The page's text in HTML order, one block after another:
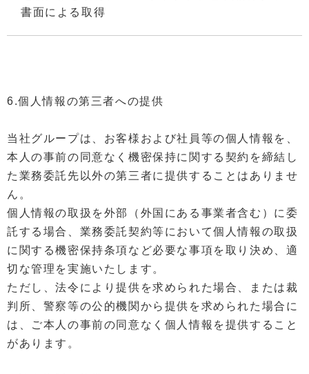
書面による取得
6.個人情報の第三者への提供
当社グループは、お客様および社員等の個人情報を、
本人の事前の同意なく機密保持に関する契約を締結し
た業務委託先以外の第三者に提供することはありませ
ん。
個人情報の取扱を外部（外国にある事業者含む）に委
託する場合、業務委託契約等において個人情報の取扱
に関する機密保持条項など必要な事項を取り決め、適
切な管理を実施いたします。
ただし、法令により提供を求められた場合、または裁
判所、警察等の公的機関から提供を求められた場合に
は、ご本人の事前の同意なく個人情報を提供すること
があります。